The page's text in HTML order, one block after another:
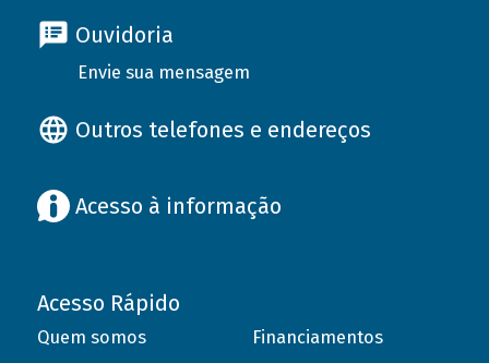
Ouvidoria
Envie sua mensagem
Outros telefones e endereços
Acesso à informação
Acesso Rápido
Quem somos
Financiamentos